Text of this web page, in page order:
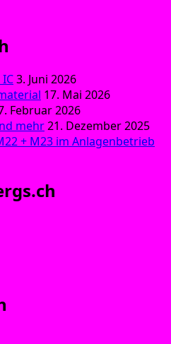
3. Juni 2026
17. Mai 2026
Februar 2026
mehr21. Dezember 2025
+ M23 im Anlagenbetrieb